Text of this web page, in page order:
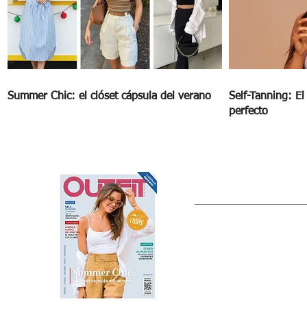
Summer Chic: el clóset cápsula del verano
Self-Tanning:
perfecto